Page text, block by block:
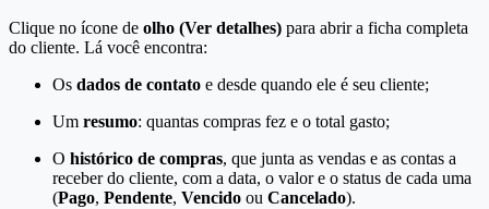
Clique no ícone de olho (Ver detalhes) para abrir a ficha completa
do cliente. Lá você encontra:
Os dados de contato e desde quando ele é seu cliente;
Um resumo: quantas compras fez e o total gasto;
O histórico de compras, que junta as vendas e as contas a
receber do cliente, com a data, o valor e o status de cada uma
(Pago, Pendente, Vencido ou Cancelado).